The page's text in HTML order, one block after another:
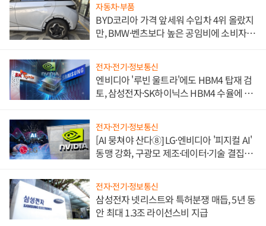
자동차·부품
BYD코리아 가격 앞세워 수입차 4위 올랐지
만, BMW·벤츠보다 높은 공임비에 소비자
전자·전기·정보통신
엔비디아 '루빈 울트라'에도 HBM4 탑재 검
토, 삼성전자·SK하이닉스 HBM4 수율에 주
전자·전기·정보통신
[AI 뭉쳐야 산다⑧] LG·엔비디아 '피지컬 AI'
동맹 강화, 구광모 제조·데이터·기술 결집
전자·전기·정보통신
삼성전자 넷리스트와 특허분쟁 매듭, 5년 동
안 최대 1.3조 라이선스비 지급